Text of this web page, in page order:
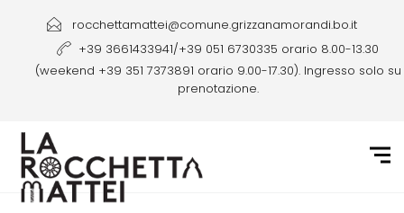
rocchettamattei@comune.grizzanamorandi.bo.it
+39 3661433941/+39 051 6730335 orario 8.00-13.30
(weekend +39 351 7373891 orario 9.00-17.30). Ingresso solo su
prenotazione.